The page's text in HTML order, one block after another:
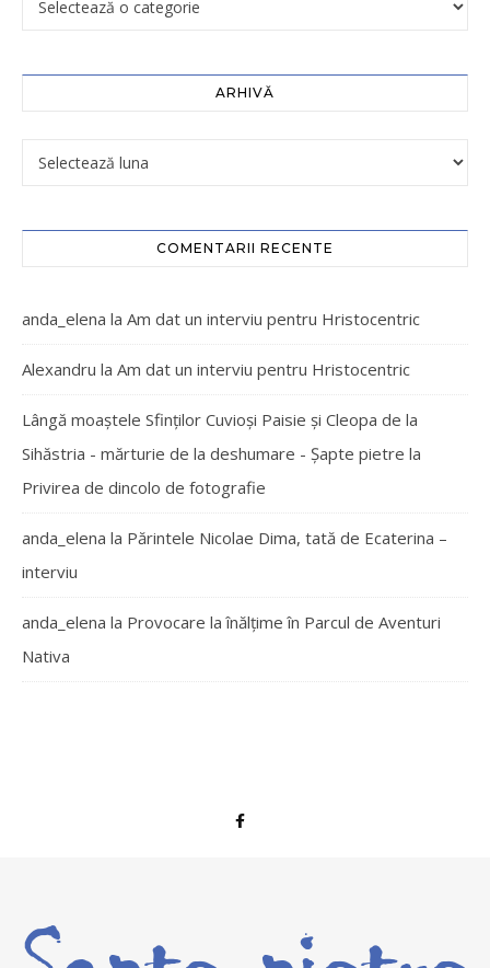
ARHIVĂ
COMENTARII RECENTE
anda_elena la Am dat un interviu pentru Hristocentric
Alexandru la Am dat un interviu pentru Hristocentric
Lângă moaștele Sfinților Cuvioși Paisie și Cleopa de la
Sihăstria - mărturie de la deshumare - Şapte pietre la
Privirea de dincolo de fotografie
anda_elena la Părintele Nicolae Dima, tată de Ecaterina –
interviu
anda_elena la Provocare la înălțime în Parcul de Aventuri
Nativa